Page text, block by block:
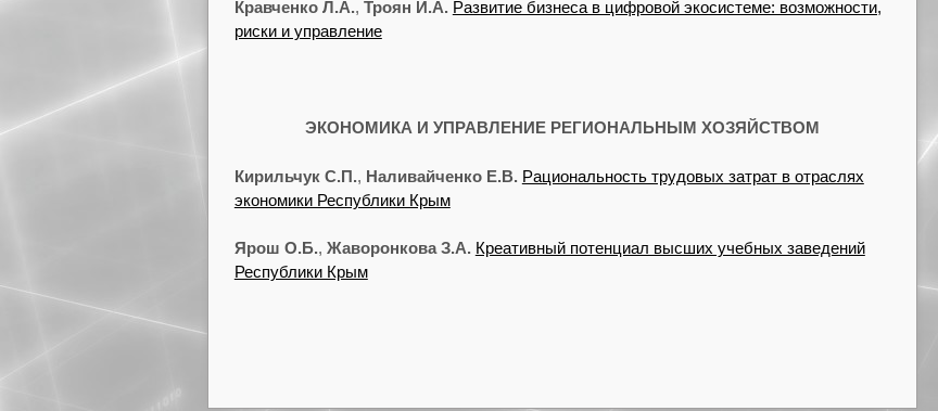
Кравченко Л.А., Троян И.А. Развитие бизнеса в цифровой экосистеме: возможности,
риски и управление
ЭКОНОМИКА И УПРАВЛЕНИЕ РЕГИОНАЛЬНЫМ ХОЗЯЙСТВОМ
Кирильчук С.П., Наливайченко Е.В. Рациональность трудовых затрат в отраслях
экономики Республики Крым
Ярош О.Б., Жаворонкова З.А. Креативный потенциал высших учебных заведений
Республики Крым